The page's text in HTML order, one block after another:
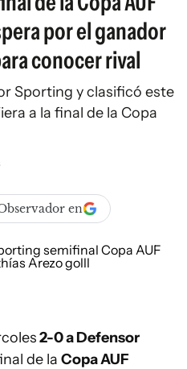
por el ganador
conocer rival
Sporting y clasificó este
a la final de la Copa
en
2-0 a Defensor
de la Copa AUF